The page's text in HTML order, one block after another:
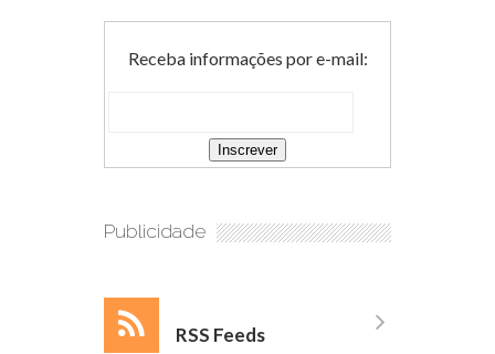
Receba informações por e-mail:
Publicidade
RSS Feeds